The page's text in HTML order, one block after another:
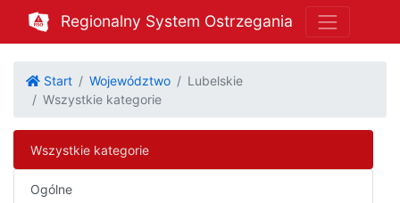
Regionalny System Ostrzegania
Start Województwo
Lubelskie
Wszystkie kategorie
Wszystkie kategorie
Ogólne